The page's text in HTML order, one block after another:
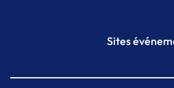
Plateforme
Sites
Meeting de